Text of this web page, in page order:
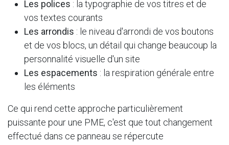
Les polices : la typographie de vos titres et de
vos textes courants
Les arrondis : le niveau d'arrondi de vos boutons
et de vos blocs, un détail qui change beaucoup la
personnalité visuelle d'un site
Les espacements : la respiration générale entre
les éléments
Ce qui rend cette approche particulièrement
puissante pour une PME, c'est que tout changement
effectué dans ce panneau se répercute